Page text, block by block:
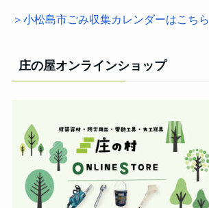
＞小松島市ごみ収集カレンダーはこちら
庄の屋オンラインショップ